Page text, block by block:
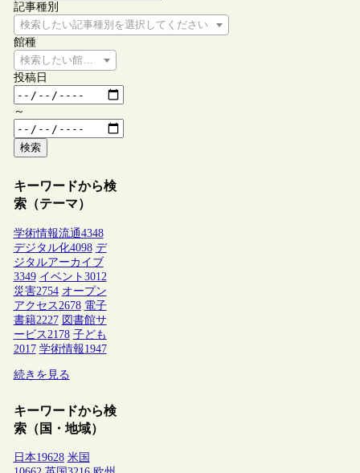
記事種別
検索したい記事種別を選択してください
館種
検索したい館種を選択してください
投稿日
～
検索
キーワードから検
索（テーマ）
学術情報流通4348
デジタル化4098 デ
ジタルアーカイブ
3349 イベント 3012
災害2754 オープン
アクセス 2678 電子
書籍2227 図書館サ
ービス 2178 子ども
2017 学術情報1947
続きを見る
キーワードから検
索（国・地域）
日本19628 米国